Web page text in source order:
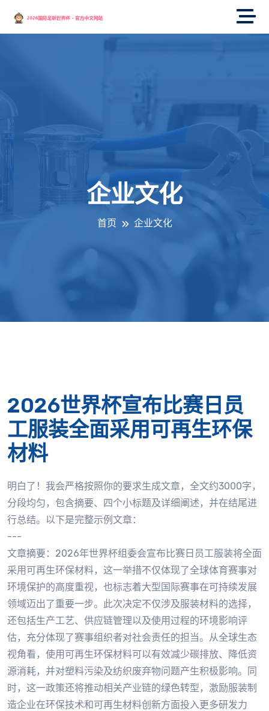
企业文化
首页 企业文化
2026世界杯宣布比赛日员
工服装全面采用可再生环保
材料
明白了！我会严格按照你的要求生成文章，全文约3000字，
分段均匀，包含摘要、四个小标题及详细阐述，并在结尾进
行总结。以下是完整示例文章：
---
文章摘要：2026年世界杯组委会宣布比赛日员工服装将全面
采用可再生环保材料，这一举措不仅体现了全球体育赛事对
环境保护的高度重视，也标志着大型国际赛事在可持续发展
领域迈出了重要一步。此次决定不仅涉及服装材料的选择，
还包括生产工艺、供应链管理以及使用过程的环境影响评
估，充分体现了赛事组织者对社会责任的担当。从全球生态
视角看，使用可再生环保材料可以有效减少碳排放、降低资
源消耗，并对塑料污染及纺织废弃物问题产生积极影响。同
时，这一政策还将推动相关产业链的绿色转型，激励服装制
造企业在环保技术和可再生材料创新方面投入更多研发力